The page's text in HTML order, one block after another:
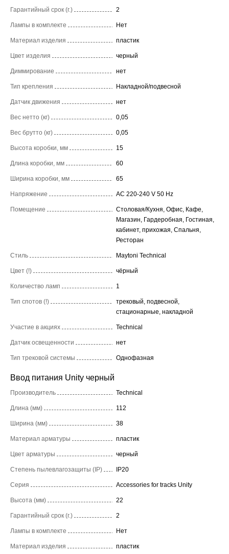
Гарантийный срок (г.) 2
Лампы в комплекте Нет
Материал изделия пластик
Цвет изделия черный
Диммирование нет
Тип крепления Накладной/подвесной
Датчик движения нет
Вес нетто (кг) 0,05
Вес брутто (кг) 0,05
Высота коробки, мм 15
Длина коробки, мм 60
Ширина коробки, мм 65
Напряжение AC 220-240 V 50 Hz
Помещение
Столовая/Кухня, Офис, Кафе,
Магазин, Гардеробная, Гостиная,
кабинет, прихожая, Спальня,
Ресторан
Стиль Maytoni Technical
Цвет (!) чёрный
Количество ламп 1
Тип спотов (!)
трековый, подвесной,
стационарные, накладной
Участие в акциях Technical
Датчик освещенности нет
Тип трековой системы Однофазная
Ввод питания Unity черный
Производитель Technical
Длина (мм) 112
Ширина (мм) 38
Материал арматуры пластик
Цвет арматуры черный
Степень пылевлагозащиты (IP) IP20
Серия Accessories for tracks Unity
Высота (мм) 22
Гарантийный срок (г.) 2
Лампы в комплекте Нет
Материал изделия пластик